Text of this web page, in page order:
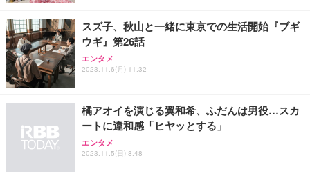
務用 おしゃれ パソコンチェア (ブラック)
Sezlife オフィスチェア デスクチェア 疲れない テレ
ワーク チェア 強化バックレスト 30度ロッキング機
能 人間工学 椅子 腰サポート 90度跳ね上げ式アーム
務用 おしゃれ パソコンチェア (ホワイト)
ANDWINT オフィスチェア デスクチェア 肘なし メ
ッシュ 通気性 ランバーサポート付き 腰サポート ガ
ス圧無段階昇降 360度回転 キャスター付き コンパク
【整備済み品】Dell E2724HS 27インチ 液晶モニタ
ー フルHD（1920×1080）VA 非光沢 HDMI/DisplayP
ort/VGA スピーカー内蔵 高さ調整 スイベル VESA対
【MiniLED/24.5inch/280Hz/FHD】GRAPHT THE S
HOOTER Gaming Monitor 24” Essential ゲーミン
グモニター QD 24.5インチ 1ms FHD 量子ドット 残
Smart Basic(スマートベーシック) 【Amazon.co.jp
限定】 Smart Basic アイリスオーヤマ ペットシーツ
超厚型 お徳用 ワイド 100枚入 (x 1) (ケース販売)
アイリスオーヤマ ペットシーツ 超厚型 お徳用 レギ
ュラー 200枚入【Amazon.co.jp限定】
スズ子、秋山と一緒に東京での生活開始『ブギ
ウギ』第26話
エンタメ
2023.11.6(月) 11:32
橘アオイを演じる翼和希、ふだんは男役…スカ
ートに違和感「ヒヤッとする」
エンタメ
2023.11.5(日) 8:48